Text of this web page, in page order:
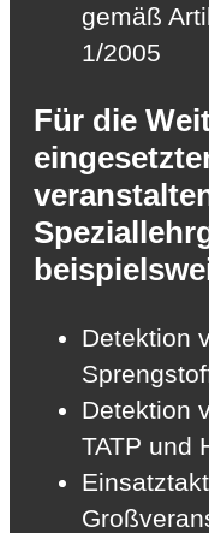
gemäß
1/2005
Für die
Detektion
Detektion
TATP und